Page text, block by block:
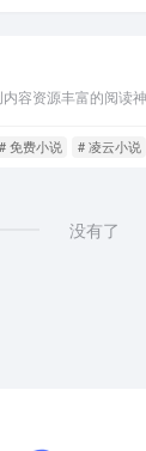
容资源丰富的阅读
# 免费小说 # 凌云小说
没有了